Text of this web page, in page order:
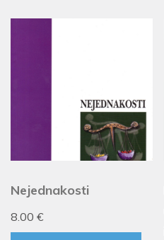
Nejednakosti
8.00 €